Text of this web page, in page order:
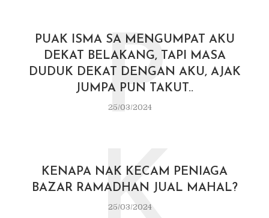
PUAK ISMA SA MENGUMPAT AKU
DEKAT BELAKANG, TAPI MASA
DUDUK DEKAT DENGAN AKU, AJAK
JUMPA PUN TAKUT..
25/03/2024
P
KENAPA NAK KECAM PENIAGA
BAZAR RAMADHAN JUAL MAHAL?
25/03/2024